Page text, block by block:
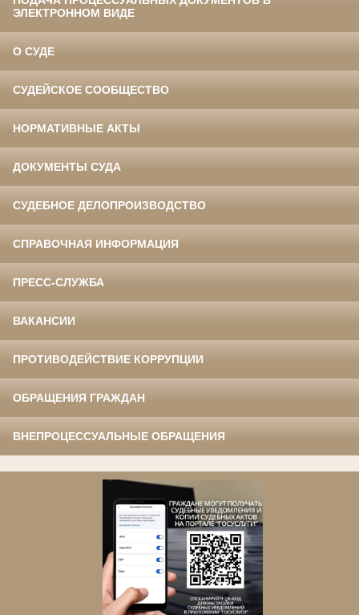
ЭЛЕКТРОННОМ ВИДЕ
О СУДЕ
СУДЕЙСКОЕ СООБЩЕСТВО
НОРМАТИВНЫЕ АКТЫ
ДОКУМЕНТЫ СУДА
СУДЕБНОЕ ДЕЛОПРОИЗВОДСТВО
СПРАВОЧНАЯ ИНФОРМАЦИЯ
ПРЕСС-СЛУЖБА
ВАКАНСИИ
ПРОТИВОДЕЙСТВИЕ КОРРУПЦИИ
ОБРАЩЕНИЯ ГРАЖДАН
ВНЕПРОЦЕССУАЛЬНЫЕ ОБРАЩЕНИЯ